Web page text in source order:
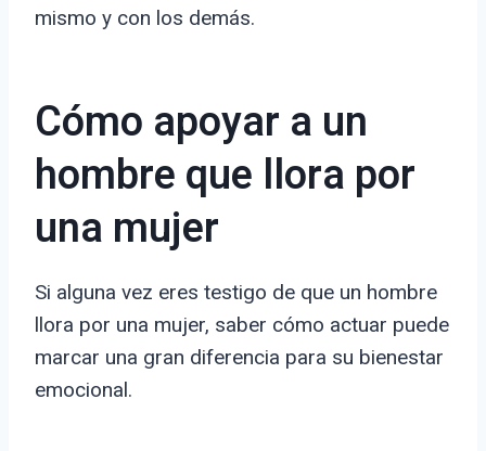
mismo y con los demás.
Cómo apoyar a un
hombre que llora por
una mujer
Si alguna vez eres testigo de que un hombre
llora por una mujer, saber cómo actuar puede
marcar una gran diferencia para su bienestar
emocional.